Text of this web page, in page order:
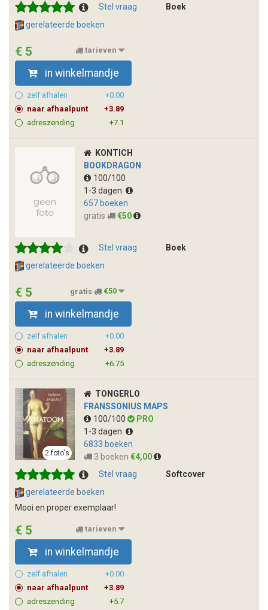
Stel vraag
Boek
gerelateerde boeken
€ 5 tarieven
in winkelmandje
zelf afhalen
+0.00
naar afhaalpunt
+3.89
adreszending
+7.1
KONTICH
BOOKDRAGON
100/100
1-3 dagen
657 boeken
gratis
€50
Stel vraag
Boek
gerelateerde boeken
€ 5 gratis €50
in winkelmandje
zelf afhalen
+0.00
naar afhaalpunt
+3.89
adreszending
+6.75
TONGERLO
FRANSSONIUS MAPS
100/100
PRO
1-3 dagen
6833 boeken
3 boeken €4,00
2 foto's
Stel vraag
Softcover
gerelateerde boeken
Mooi en proper exemplaar!
€ 5 tarieven
in winkelmandje
zelf afhalen
+0.00
naar afhaalpunt
+3.89
adreszending
+5.7